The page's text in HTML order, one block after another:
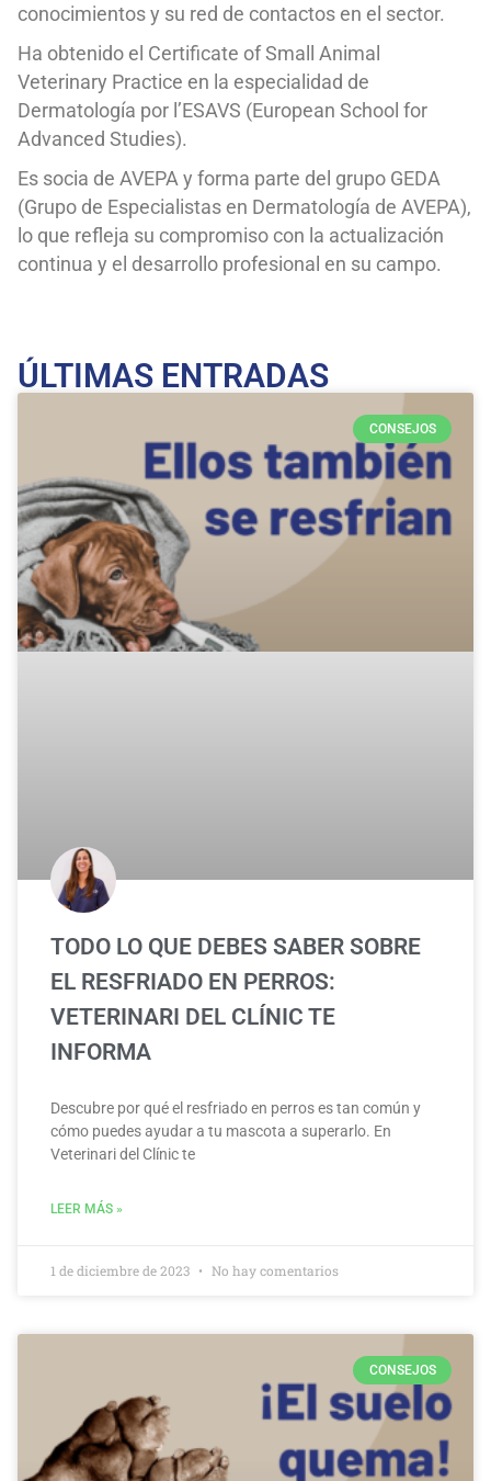
conocimientos y su red de contactos en el sector.
Ha obtenido el Certificate of Small Animal
Veterinary Practice en la especialidad de
Dermatología por l’ESAVS (European School for
Advanced Studies).
Es socia de AVEPA y forma parte del grupo GEDA
(Grupo de Especialistas en Dermatología de AVEPA),
lo que refleja su compromiso con la actualización
continua y el desarrollo profesional en su campo.
ÚLTIMAS ENTRADAS
CONSEJOS
TODO LO QUE DEBES SABER SOBRE
EL RESFRIADO EN PERROS:
VETERINARI DEL CLÍNIC TE
INFORMA
Descubre por qué el resfriado en perros es tan común y
cómo puedes ayudar a tu mascota a superarlo. En
Veterinari del Clínic te
LEER MÁS »
1 de diciembre de 2023 No hay comentarios
CONSEJOS